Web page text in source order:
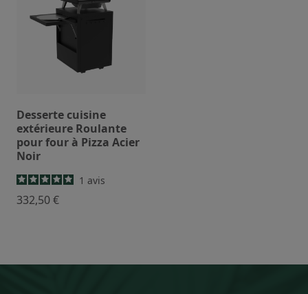
Desserte cuisine
extérieure Roulante
pour four à Pizza Acier
Noir
1 avis
332,50 €